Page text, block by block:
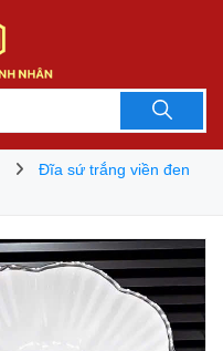
Đĩa sứ trắng viền đen